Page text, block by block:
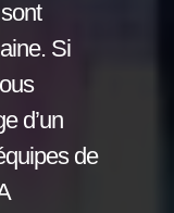
Si
d’un
de